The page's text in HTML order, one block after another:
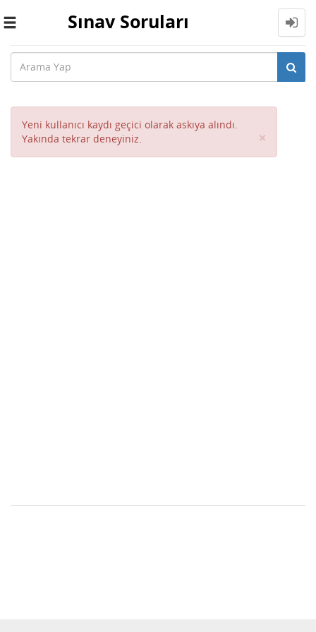
Toggle
Sınav Soruları
Yeni kullanıcı kaydı geçici olarak askıya alındı.
Yakında tekrar deneyiniz.
×